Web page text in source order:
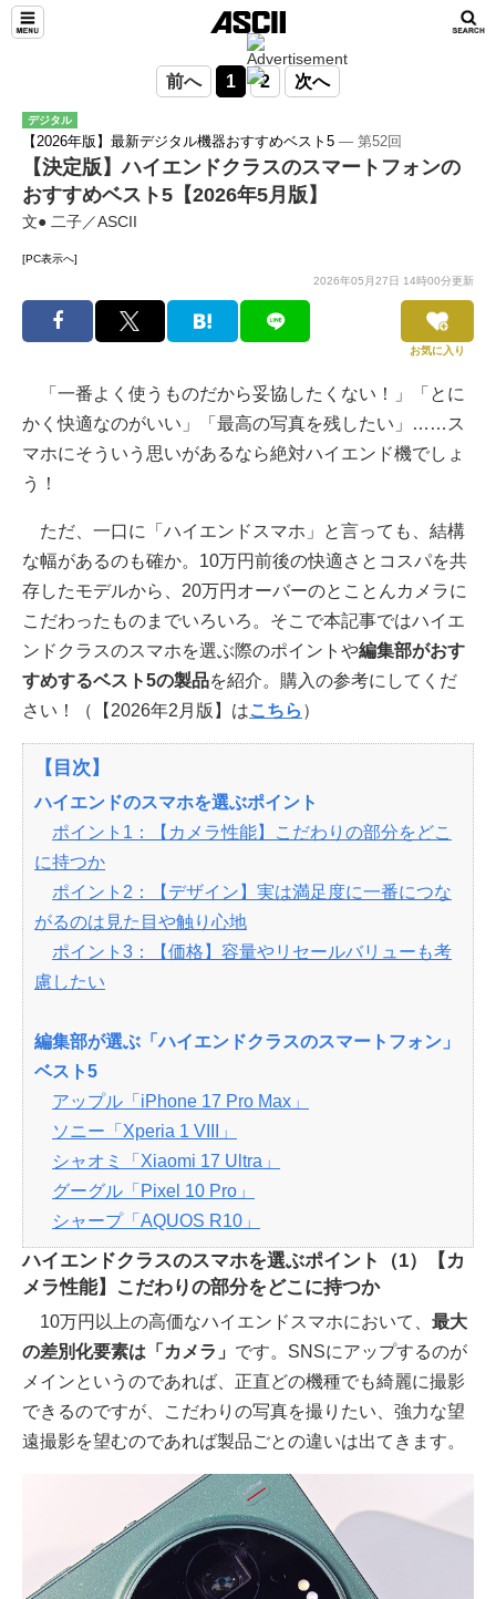
前へ 1 2 次へ
デジタル
【2026年版】最新デジタル機器おすすめベスト5 ― 第52回
【決定版】ハイエンドクラスのスマートフォンの
おすすめベスト5【2026年5月版】
文● 二子／ASCII
[PC表示へ]
2026年05月27日 14時00分更新
お気に入り
「一番よく使うものだから妥協したくない！」「とに
かく快適なのがいい」「最高の写真を残したい」……ス
マホにそういう思いがあるなら絶対ハイエンド機でしょ
う！
ただ、一口に「ハイエンドスマホ」と言っても、結構
な幅があるのも確か。10万円前後の快適さとコスパを共
存したモデルから、20万円オーバーのとことんカメラに
こだわったものまでいろいろ。そこで本記事ではハイエ
ンドクラスのスマホを選ぶ際のポイントや編集部がおす
すめするベスト5の製品を紹介。購入の参考にしてくだ
さい！（【2026年2月版】はこちら ）
【目次】
ハイエンドのスマホを選ぶポイント
ポイント1：【カメラ性能】こだわりの部分をどこ
に持つか
ポイント2：【デザイン】実は満足度に一番につな
がるのは見た目や触り心地
ポイント3：【価格】容量やリセールバリューも考
慮したい
編集部が選ぶ「ハイエンドクラスのスマートフォン」
ベスト5
アップル「iPhone 17 Pro Max」
ソニー「Xperia 1 VIII」
シャオミ「Xiaomi 17 Ultra」
グーグル「Pixel 10 Pro」
シャープ「AQUOS R10」
ハイエンドクラスのスマホを選ぶポイント（1）【カ
メラ性能】こだわりの部分をどこに持つか
10万円以上の高価なハイエンドスマホにおいて、 最大
の差別化要素は「カメラ」 です。SNSにアップするのが
メインというのであれば、正直どの機種でも綺麗に撮影
できるのですが、こだわりの写真を撮りたい、強力な望
遠撮影を望むのであれば製品ごとの違いは出てきます。